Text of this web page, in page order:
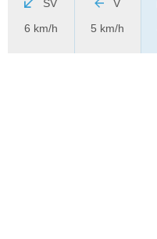
SV
6 km/h
V
5 km/h